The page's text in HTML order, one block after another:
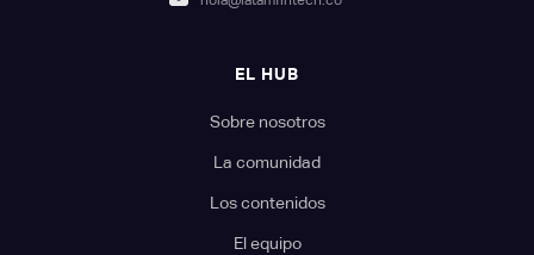
EL HUB
Sobre nosotros
La comunidad
Los contenidos
El equipo